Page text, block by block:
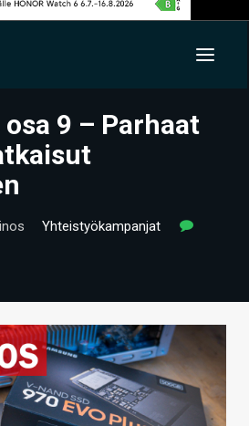
9 – Parhaat
Yhteistyökampanjat